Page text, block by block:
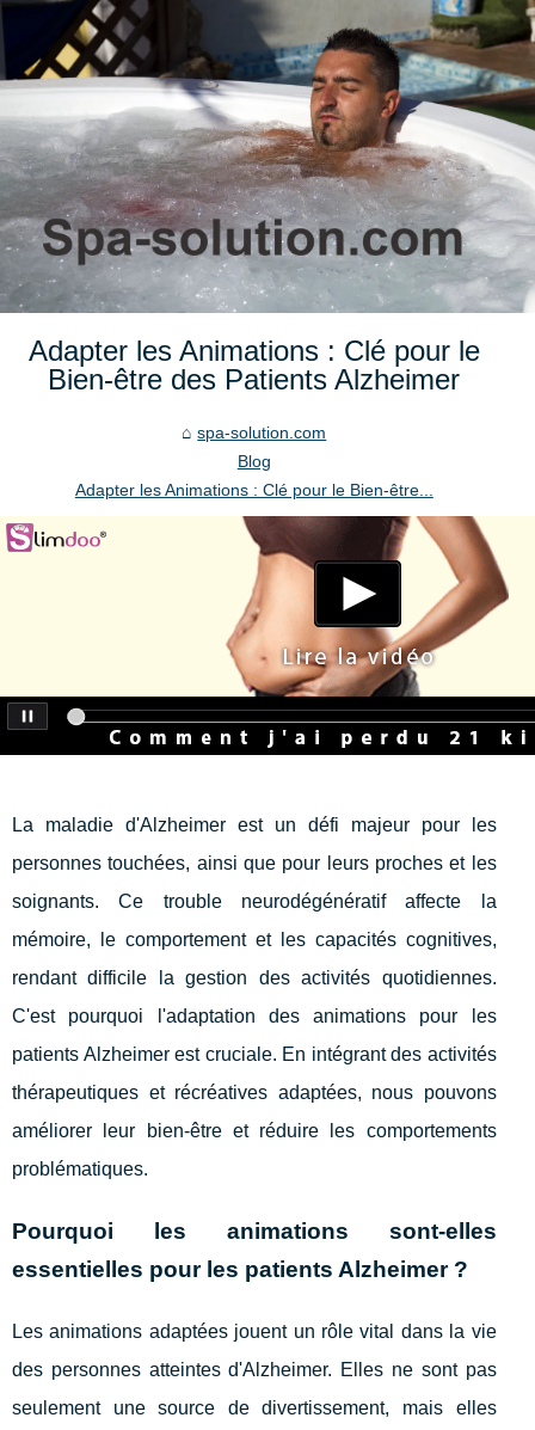
Adapter les Animations : Clé pour le
Bien-être des Patients Alzheimer
spa-solution.com
Blog
Adapter les Animations : Clé pour le Bien-être...
La maladie d'Alzheimer est un défi majeur pour les
personnes touchées, ainsi que pour leurs proches et les
soignants. Ce trouble neurodégénératif affecte la
mémoire, le comportement et les capacités cognitives,
rendant difficile la gestion des activités quotidiennes.
C'est pourquoi l'adaptation des animations pour les
patients Alzheimer est cruciale. En intégrant des activités
thérapeutiques et récréatives adaptées, nous pouvons
améliorer leur bien-être et réduire les comportements
problématiques.
Pourquoi les animations sont-elles
essentielles pour les patients Alzheimer ?
Les animations adaptées jouent un rôle vital dans la vie
des personnes atteintes d'Alzheimer. Elles ne sont pas
seulement une source de divertissement, mais elles